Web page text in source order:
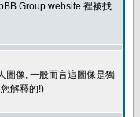
Group website 裡被找
圖像, 一般而言這圖像是獨
解釋的!)